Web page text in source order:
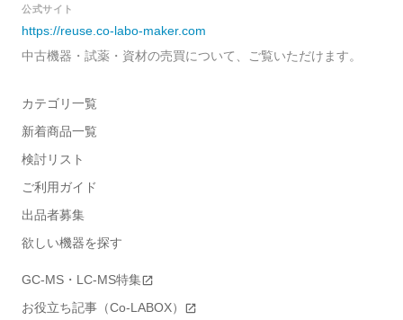
公式サイト
https://reuse.co-labo-maker.com
中古機器・試薬・資材の売買について、ご覧いただけます。
カテゴリ一覧
新着商品一覧
検討リスト
ご利用ガイド
出品者募集
欲しい機器を探す
GC-MS・LC-MS特集
お役立ち記事（Co-LABOX）